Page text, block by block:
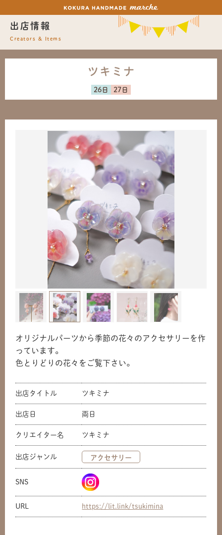
出店情報
Creators & Items
ツキミナ
オリジナルパーツから季節の花々のアクセサリーを作
っています。
色とりどりの花々をご覧下さい。
出店タイトル ツキミナ
出店日 両日
クリエイター名 ツキミナ
出店ジャンル アクセサリー
SNS
URL https://lit.link/tsukimina